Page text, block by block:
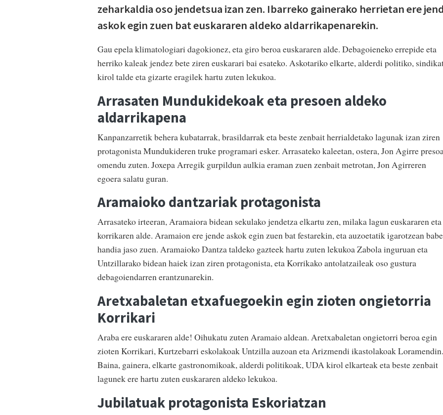
zeharkaldia oso jendetsua izan zen. Ibarreko gainerako herrietan ere
askok egin zuen bat euskararen aldeko aldarrikapenarekin.
Gau epela klimatologiari dagokionez, eta giro beroa euskararen alde. Debagoieneko errepide eta
herriko kaleak jendez bete ziren euskarari bai esateko. Askotariko elkarte, alderdi politiko,
kirol talde eta gizarte eragilek hartu zuten lekukoa.
Arrasaten Mundukidekoak eta presoen aldeko
aldarrikapena
Kanpanzarretik behera kubatarrak, brasildarrak eta beste zenbait herrialdetako lagunak izan ziren
protagonista Mundukideren truke programari esker. Arrasateko kaleetan, ostera, Jon Agirre
omendu zuten. Joxepa Arregik gurpildun aulkia eraman zuen zenbait metrotan, Jon Agirreren
egoera salatu guran.
Aramaioko dantzariak protagonista
Arrasateko irteeran, Aramaiora bidean sekulako jendetza elkartu zen, milaka lagun euskararen eta
korrikaren alde. Aramaion ere jende askok egin zuen bat festarekin, eta auzoetatik igarotzean
handia jaso zuen. Aramaioko Dantza taldeko gazteek hartu zuten lekukoa Zabola inguruan eta
Untzillarako bidean haiek izan ziren protagonista, eta Korrikako antolatzaileak oso gustura
debagoiendarren erantzunarekin.
Aretxabaletan etxafuegoekin egin zioten ongietorria
Korrikari
Araba ere euskararen alde! Oihukatu zuten Aramaio aldean. Aretxabaletan ongietorri beroa egin
zioten Korrikari, Kurtzebarri eskolakoak Untzilla auzoan eta Arizmendi ikastolakoak Loramendin.
Baina, gainera, elkarte gastronomikoak, alderdi politikoak, UDA kirol elkarteak eta beste zenbait
lagunek ere hartu zuten euskararen aldeko lekukoa.
Jubilatuak protagonista Eskoriatzan